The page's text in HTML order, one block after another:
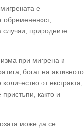
е
обремененост,
случаи, природните
при мигрена и
богат на активното
от екстракта,
както и
може да се